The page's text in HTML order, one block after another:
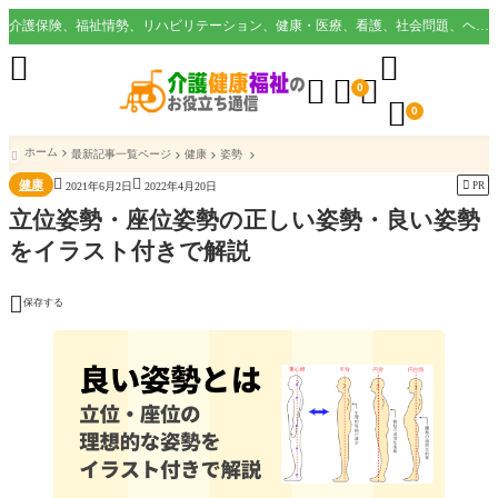
介護保険、福祉情勢、リハビリテーション、健康・医療、看護、社会問題、ヘルスケア業界など様々な切り口から役立つ情報を配信。
  0

 0

 ホーム 最新記事一覧ページ 健康 姿勢
健康  2021年6月2日  2022年4月20日  PR
立位姿勢・座位姿勢の正しい姿勢・良い姿勢
をイラスト付きで解説
 保存する